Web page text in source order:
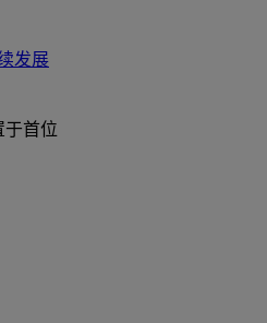
发展
于首位